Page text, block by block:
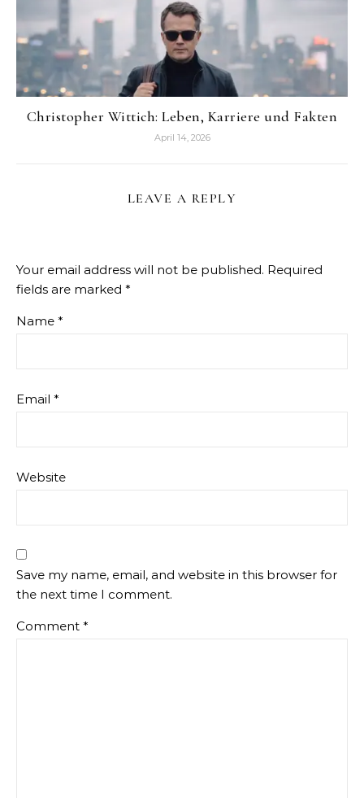
Christopher Wittich: Leben, Karriere und Fakten
April 14, 2026
LEAVE A REPLY
Your email address will not be published. Required
fields are marked *
Name *
Email *
Website
Save my name, email, and website in this browser for
the next time I comment.
Comment *